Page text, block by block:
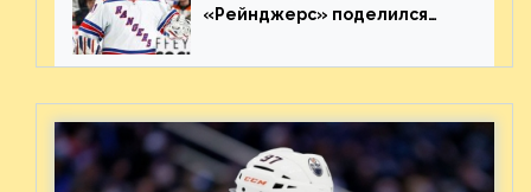
«Рейнджерс» поделился
предстоящего финала